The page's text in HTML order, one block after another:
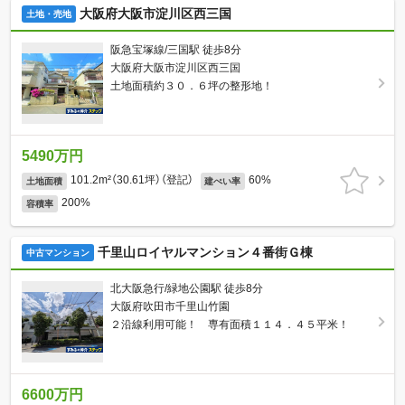
土地・売地 大阪府大阪市淀川区西三国
阪急宝塚線/三国駅 徒歩8分
大阪府大阪市淀川区西三国
土地面積約３０．６坪の整形地！
5490万円
土地面積 101.2m²（30.61坪）（登記） 建ぺい率 60%
容積率 200%
中古マンション 千里山ロイヤルマンション４番街Ｇ棟
北大阪急行/緑地公園駅 徒歩8分
大阪府吹田市千里山竹園
２沿線利用可能！ 専有面積１１４．４５平米！
6600万円